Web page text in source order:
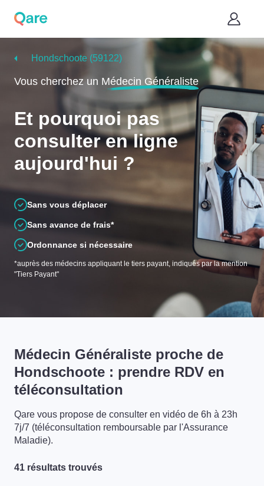
Hondschoote (59122)
Vous cherchez un Médecin Généraliste
Et pourquoi pas
consulter en ligne
aujourd'hui ?
Sans vous déplacer
Sans avance de frais*
Ordonnance si nécessaire
*auprès des médecins appliquant le tiers payant, indiqués par la mention
"Tiers Payant"
Médecin Généraliste proche de
Hondschoote : prendre RDV en
téléconsultation
Qare vous propose de consulter en vidéo de 6h à 23h
7j/7 (téléconsultation remboursable par l'Assurance
Maladie).
41 résultats trouvés